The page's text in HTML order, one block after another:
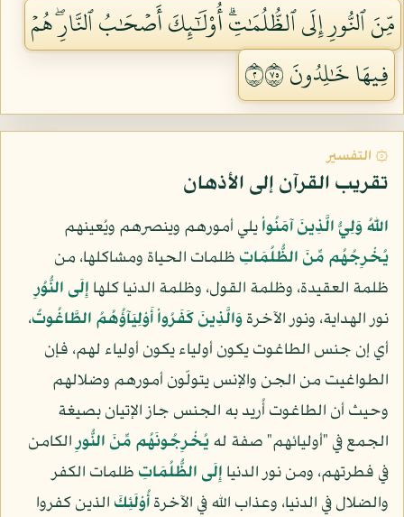
مِّنَ ٱلنُّورِ إِلَى ٱلظُّلُمَٰتِۗ أُوْلَٰٓئِكَ أَصۡحَٰبُ ٱلنَّارِۖ هُمۡ
فِيهَا خَٰلِدُونَ ٢٥٧
۞ التفسير
تقريب القرآن إلى الأذهان
اللّهُ وَلِيُّ الَّذِينَ آمَنُواْيلي أمورهم وينصرهم ويُعينهم
يُخْرِجُهُم مِّنَ الظُّلُمَاتِ ظلمات الحياة ومشاكلها، من
ظلمة العقيدة، وظلمة القول، وظلمة الدنيا كلها إِلَى النُّوُرِ
نور الهداية، ونور الآخرةوَالَّذِينَ كَفَرُواْ أَوْلِيَآؤُهُمُ الطَّاغُوتُ،
أي إن جنس الطاغوت يكون أولياء يكون أولياء لهم، فإن
الطواغيت من الجن والإنس يتولّون أمورهم وضلالهم
وحيث أن الطاغوت أُريد به الجنس جاز الإتيان بصيغة
الجمع في "أوليائهم" صفة لهيُخْرِجُونَهُم مِّنَ النُّورِالكامن
في فطرتهم، ومن نور الدنيا إِلَى الظُّلُمَاتِ ظلمات الكفر
والضلال في الدنيا، وعذاب الله في الآخرةأُوْلَئِكَ الذين كفروا